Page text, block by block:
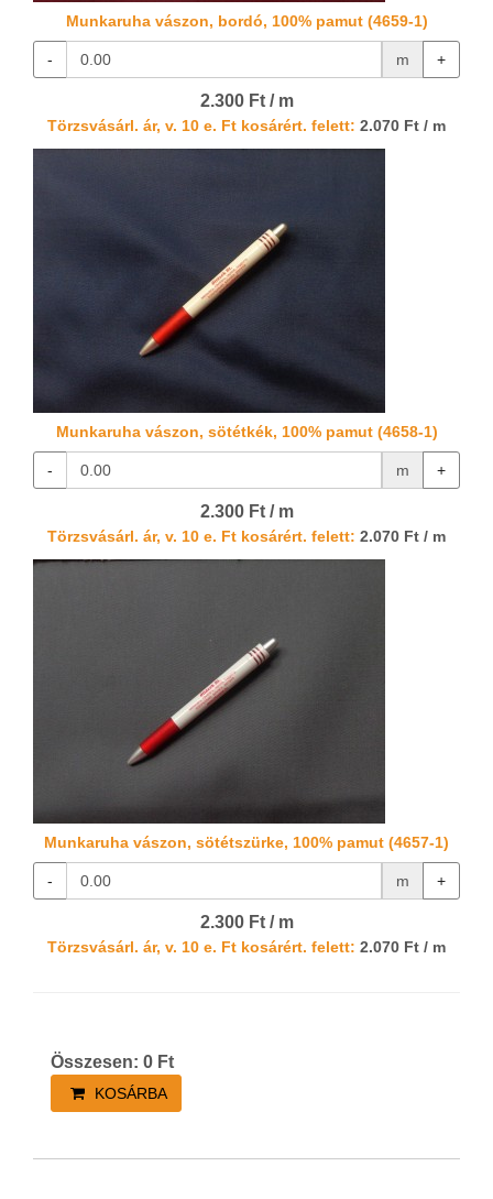
Munkaruha vászon, bordó, 100% pamut (4659-1)
- m +
2.300 Ft / m
Törzsvásárl. ár, v. 10 e. Ft kosárért. felett: 2.070 Ft / m
Munkaruha vászon, sötétkék, 100% pamut (4658-1)
- m +
2.300 Ft / m
Törzsvásárl. ár, v. 10 e. Ft kosárért. felett: 2.070 Ft / m
Munkaruha vászon, sötétszürke, 100% pamut (4657-1)
- m +
2.300 Ft / m
Törzsvásárl. ár, v. 10 e. Ft kosárért. felett: 2.070 Ft / m
Összesen: 0 Ft
KOSÁRBA